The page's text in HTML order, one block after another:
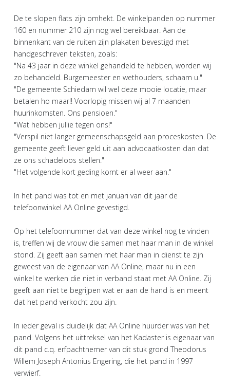
De te slopen flats zijn omhekt. De winkelpanden op nummer
160 en nummer 210 zijn nog wel bereikbaar. Aan de
binnenkant van de ruiten zijn plakaten bevestigd met
handgeschreven teksten, zoals:
"Na 43 jaar in deze winkel gehandeld te hebben, worden wij
zo behandeld. Burgemeester en wethouders, schaam u."
"De gemeente Schiedam wil wel deze mooie locatie, maar
betalen ho maar!! Voorlopig missen wij al 7 maanden
huurinkomsten. Ons pensioen."
"Wat hebben jullie tegen ons!"
"Verspil niet langer gemeenschapsgeld aan proceskosten. De
gemeente geeft liever geld uit aan advocaatkosten dan dat
ze ons schadeloos stellen."
"Het volgende kort geding komt er al weer aan."
In het pand was tot en met januari van dit jaar de
telefoonwinkel AA Online gevestigd.
Op het telefoonnummer dat van deze winkel nog te vinden
is, treffen wij de vrouw die samen met haar man in de winkel
stond. Zij geeft aan samen met haar man in dienst te zijn
geweest van de eigenaar van AA Online, maar nu in een
winkel te werken die niet in verband staat met AA Online. Zij
geeft aan niet te begrijpen wat er aan de hand is en meent
dat het pand verkocht zou zijn.
In ieder geval is duidelijk dat AA Online huurder was van het
pand. Volgens het uittreksel van het Kadaster is eigenaar van
dit pand c.q. erfpachtnemer van dit stuk grond Theodorus
Willem Joseph Antonius Engering, die het pand in 1997
verwierf.